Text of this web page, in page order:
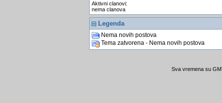
Aktivni clanovi:
nema clanova
Legenda
Nema novih postova
Tema zatvorena - Nema novih postova
Sva vremena su